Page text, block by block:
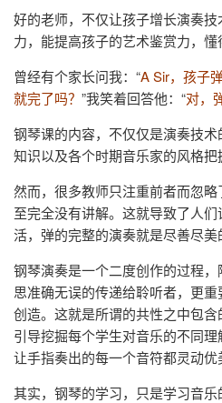
好的老师，不仅让孩子增长演奏
力，能提高孩子的艺术鉴赏力，懂
曾经有个家长问我：“A Sir，孩子
就完了吗？ ”我笑着回答他：“对，
钢琴课的内容，不仅仅是演奏技
知识以及各个时期音乐家的风格把
然而，很多教师只注重前者而忽
至完全没有讲解。这就导致了人
活，弹的完整的演奏就是尽善尽美
钢琴演奏是一个二度创作的过程
思准确无误的传递给聆听者，更
创造。这就是所谓的共性之中包
引导挖掘每个学生对音乐的不同理
让手指奏出的每一个音符都灵动优
其实，钢琴的学习，只是学习音